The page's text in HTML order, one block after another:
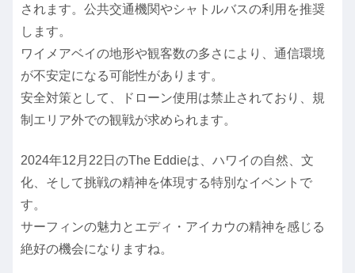
されます。公共交通機関やシャトルバスの利用を推奨
します。
ワイメアベイの地形や観客数の多さにより、通信環境
が不安定になる可能性があります。
安全対策として、ドローン使用は禁止されており、規
制エリア外での観戦が求められます。
2024年12月22日のThe Eddieは、ハワイの自然、文
化、そして挑戦の精神を体現する特別なイベントで
す。
サーフィンの魅力とエディ・アイカウの精神を感じる
絶好の機会になりますね。